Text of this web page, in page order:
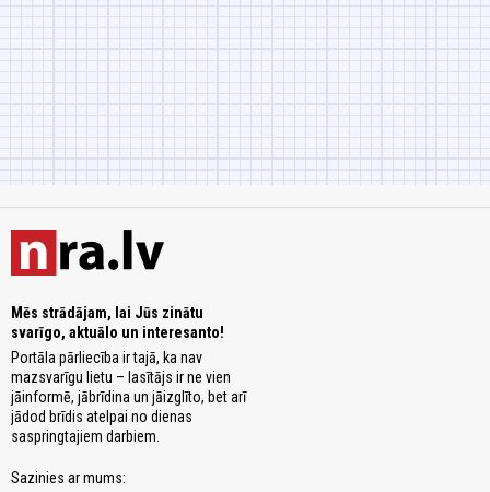
Mēs strādājam, lai Jūs zinātu
svarīgo, aktuālo un interesanto!
Portāla pārliecība ir tajā, ka nav
mazsvarīgu lietu – lasītājs ir ne vien
jāinformē, jābrīdina un jāizglīto, bet arī
jādod brīdis atelpai no dienas
saspringtajiem darbiem.
Sazinies ar mums: